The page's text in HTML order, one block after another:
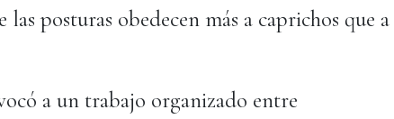
posturas obedecen más a caprichos que a
a un trabajo organizado entre